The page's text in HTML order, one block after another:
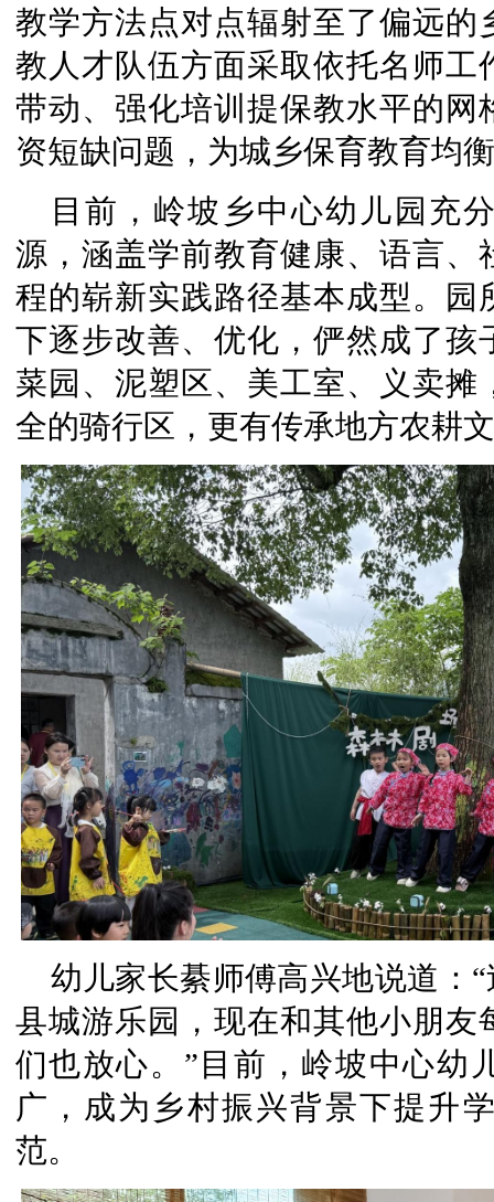
教学方法点对点辐射至了偏远
教人才队伍方面采取依托名师
带动、强化培训提保教水平的
资短缺问题，为城乡保育教育均
目前，岭坡乡中心幼儿园充
源，涵盖学前教育健康、语言
程的崭新实践路径基本成型。
下逐步改善、优化，俨然成了
菜园、泥塑区、美工室、义卖
全的骑行区，更有传承地方农耕
幼儿家长綦师傅高兴地说道：
县城游乐园，现在和其他小朋
们也放心。”目前，岭坡中心幼
广，成为乡村振兴背景下提升
范。